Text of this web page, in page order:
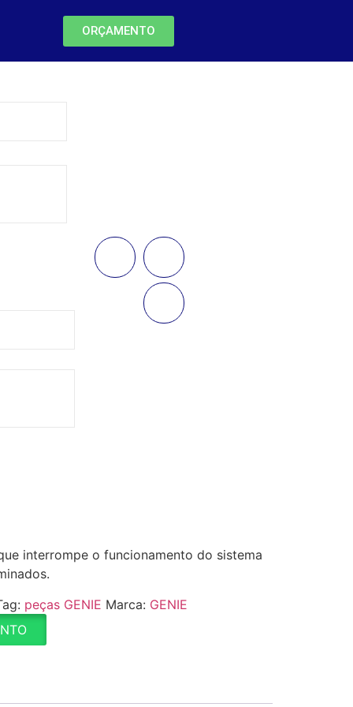
ORÇAMENTO
interrompe o funcionamento do sistema
peças GENIE Marca: GENIE